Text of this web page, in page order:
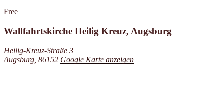
Free
Wallfahrtskirche Heilig Kreuz, Augsburg
Heilig-Kreuz-Straße 3
Augsburg 86152 Google Karte anzeigen